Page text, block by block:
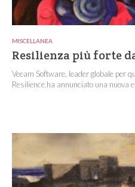
MISCELLANEA
Resilienza più forte
Veeam Software, leader globale per
Resilience,ha annunciato una nuova